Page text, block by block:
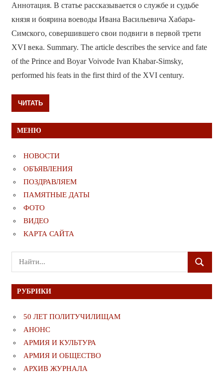
Аннотация. В статье рассказывается о службе и судьбе
князя и боярина воеводы Ивана Васильевича Хабара-
Симского, совершившего свои подвиги в первой трети
XVI века. Summary. The article describes the service and fate
of the Prince and Boyar Voivode Ivan Khabar-Simsky,
performed his feats in the first third of the XVI century.
ЧИТАТЬ
МЕНЮ
НОВОСТИ
ОБЪЯВЛЕНИЯ
ПОЗДРАВЛЯЕМ
ПАМЯТНЫЕ ДАТЫ
ФОТО
ВИДЕО
КАРТА САЙТА
Поиск
для:
ПОИСК
РУБРИКИ
50 ЛЕТ ПОЛИТУЧИЛИЩАМ
АНОНС
АРМИЯ И КУЛЬТУРА
АРМИЯ И ОБЩЕСТВО
АРХИВ ЖУРНАЛА